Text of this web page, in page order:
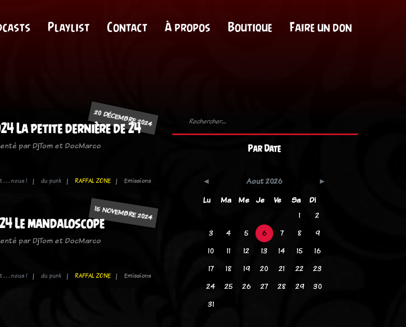
Playlist Contact À propos Boutique Faire un don
20 DÉCEMBRE 2024
La petite dernière de 24
par DjTom et DocMarco
. . nous ! du punk RAFFAL ZONE Emissions
15 NOVEMBRE 2024
Le mandaloscope
par DjTom et DocMarco
. . nous ! du punk RAFFAL ZONE Emissions
Par Date
Aout 2026
Lu
Ma Me Je Ve Sa
Di
1
2
3
4 5 6 7 8
9
10
11 12 13 14 15
16
17
18 19 20 21 22
23
24
25 26 27 28 29
30
31